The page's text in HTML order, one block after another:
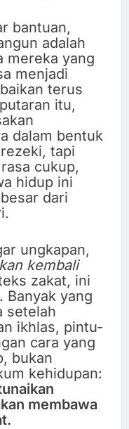
bantuan,
adalah
mereka yang
menjadi
terus
itu,
dalam bentuk
tapi
cukup,
hidup ini
dari
ungkapan,
kembali
zakat, ini
Banyak yang
setelah
ikhlas, pintu-
cara yang
bukan
kehidupan:
membawa